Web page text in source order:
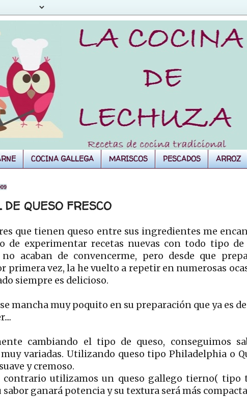
COCINA GALLEGA MARISCOS PESCADOS ARROZ
DE QUESO FRESCO
que tienen queso entre sus ingredientes me
de experimentar recetas nuevas con todo tipo de
acaban de convencerme, pero desde que
primera vez, la he vuelto a repetir en numerosas
siempre es delicioso.
mancha muy poquito en su preparación que ya es de
cambiando el tipo de queso, conseguimos
variadas. Utilizando queso tipo Philadelphia o
y cremoso.
contrario utilizamos un queso gallego tierno( tipo
sabor ganará potencia y su textura será más